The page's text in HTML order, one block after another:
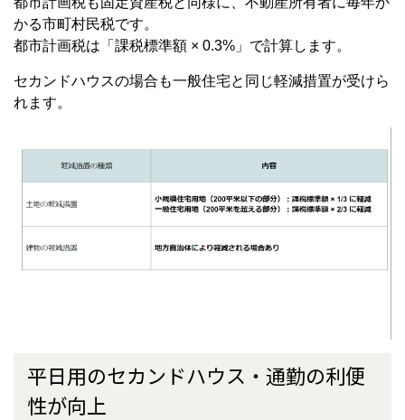
かる市町村民税です。
都市計画税は「課税標準額 × 0.3%」で計算します。
セカンドハウスの場合も一般住宅と同じ軽減措置が受けら
れます。
平日用のセカンドハウス・通勤の利便
性が向上